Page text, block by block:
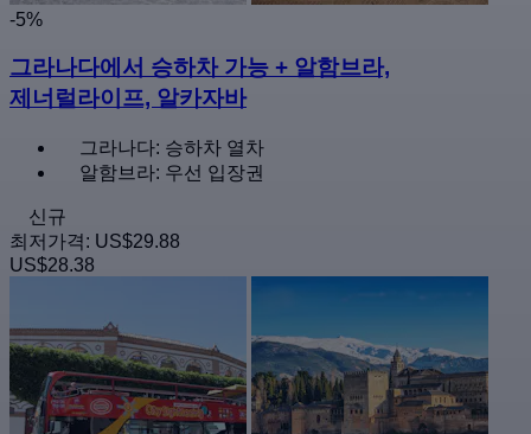
-5%
그라나다에서 승하차 가능 + 알함브라,
제너럴라이프, 알카자바
그라나다: 승하차 열차
알함브라: 우선 입장권
신규
최저가격: US$29.88
US$28.38